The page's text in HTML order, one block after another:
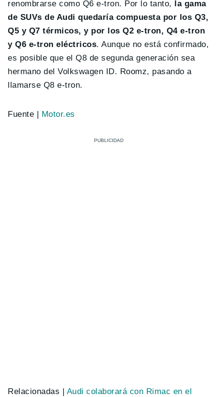
renombrarse como Q6 e-tron. Por lo tanto,
la gama
de SUVs de Audi quedaría compuesta por los Q3,
Q5 y Q7 térmicos, y por los Q2 e-tron, Q4 e-tron
y Q6 e-tron eléctricos. Aunque no está confirmado,
es posible que el Q8 de segunda generación sea
hermano del Volkswagen ID. Roomz, pasando a
llamarse Q8 e-tron.
Fuente | Motor.es
Relacionadas | Audi colaborará con Rimac en el